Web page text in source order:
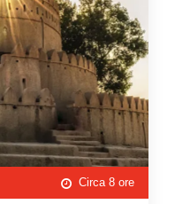
Circa 8 ore